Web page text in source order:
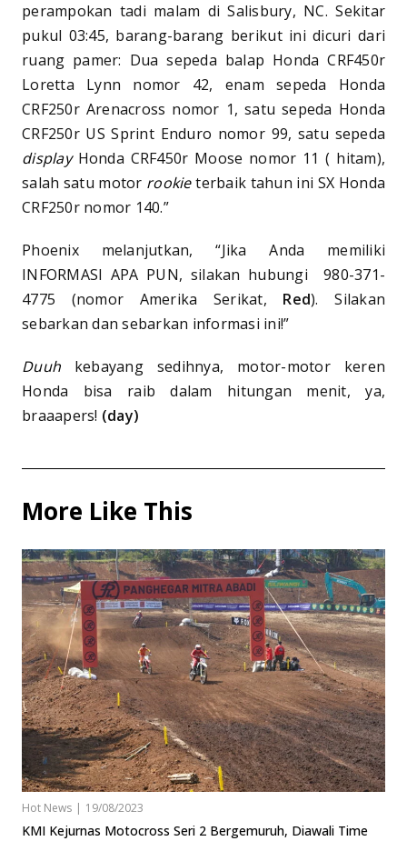
perampokan tadi malam di Salisbury, NC. Sekitar
pukul 03:45, barang-barang berikut ini dicuri dari
ruang pamer: Dua sepeda balap Honda CRF450r
Loretta Lynn nomor 42, enam sepeda Honda
CRF250r Arenacross nomor 1, satu sepeda Honda
CRF250r US Sprint Enduro nomor 99, satu sepeda
displayHonda CRF450r Moose nomor 11 ( hitam),
salah satu motor rookieterbaik tahun ini SX Honda
CRF250r nomor 140.”
Phoenix melanjutkan, “Jika Anda memiliki
INFORMASI APA PUN, silakan hubungi 980-371-
4775 (nomor Amerika Serikat, Red). Silakan
sebarkan dan sebarkan informasi ini!”
Duuh kebayang sedihnya, motor-motor keren
Honda bisa raib dalam hitungan menit, ya,
braaapers! (day)
More Like This
Hot News | 19/08/2023
KMI Kejurnas Motocross Seri 2 Bergemuruh, Diawali Time